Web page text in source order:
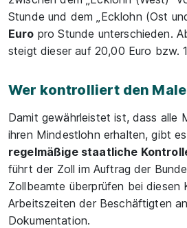
Stunde und dem „Ecklohn (Ost
Euro pro Stunde unterschieden.
steigt dieser auf 20,00 Euro bzw.
Wer kontrolliert den
Damit gewährleistet ist, dass alle
ihren Mindestlohn erhalten, gibt
regelmäßige staatliche
führt der Zoll im Auftrag der
Zollbeamte überprüfen bei diesen
Arbeitszeiten der Beschäftigten
Dokumentation.